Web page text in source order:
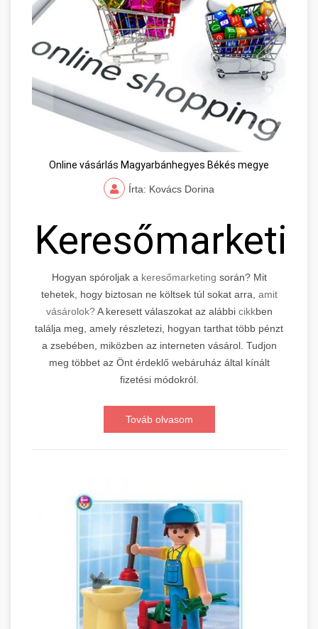
Online vásárlás Magyarbánhegyes Békés megye
Írta: Kovács Dorina
Hogyan spóroljak a keresőmarketing során? Mit
tehetek, hogy biztosan ne költsek túl sokat arra, amit
vásárolok?A keresett válaszokat az alábbi cikkben
találja meg, amely részletezi, hogyan tarthat több pénzt
a zsebében, miközben az interneten vásárol. Tudjon
meg többet az Önt érdeklő webáruház által kínált
fizetési módokról.
Továb olvasom